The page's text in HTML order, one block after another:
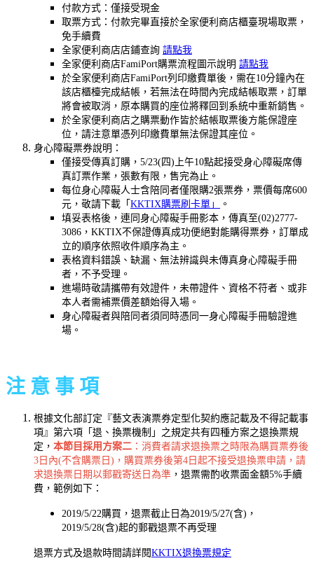
付款方式：僅接受現金
取票方式：付款完畢直接於全家便利商店櫃臺現場取票，
免手續費
全家便利商店店鋪查詢 請點我
全家便利商店FamiPort購票流程圖示說明 請點我
於全家便利商店FamiPort列印繳費單後，需在10分鐘內在
該店櫃檯完成結帳，若無法在時間內完成結帳取票，訂單
將會被取消，原本購買的座位將釋回到系統中重新銷售。
於全家便利商店之購票動作皆於結帳取票後方能保證座
位，請注意單憑列印繳費單無法保證其座位。
身心障礙票券說明：
僅接受傳真訂購，5/23(四)上午10點起接受身心障礙席傳
真訂票作業，張數有限，售完為止。
每位身心障礙人士含陪同者僅限購2張票券，票價每席600
元，敬請下載「 KKTIX購票刷卡單」
。
填妥表格後，連同身心障礙手冊影本，傳真至(02)2777-
3086，KKTIX不保證傳真成功便絕對能購得票券，訂單成
立的順序依照收件順序為主。
表格資料錯誤、缺漏、無法辨識與未傳真身心障礙手冊
者，不予受理。
進場時敬請攜帶有效證件，未帶證件、資格不符者、或非
本人者需補票價差額始得入場。
身心障礙者與陪同者須同時憑同一身心障礙手冊驗證進
場。
注 意 事 項
根據文化部訂定『藝文表演票券定型化契約應記載及不得記載事
項』第六項「退、換票機制」之規定共有四種方案之退換票規
定， 本節目採用方案二 ：消費者請求退換票之時限為購買票券後
3日內(不含購票日)，購買票券後第4日起不接受退換票申請，請
求退換票日期以郵戳寄送日為準 ，退票需酌收票面金額5%手續
費，範例如下：
2019/5/22購買，退票截止日為2019/5/27(含)，
2019/5/28(含)起的郵戳退票不再受理
退票方式及退款時間請詳閱KKTIX退換票規定